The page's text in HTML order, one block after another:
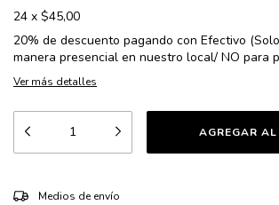
24 x $45,00
20% de descuento pagando con Efectivo
manera presencial en nuestro local/ NO para
Ver más detalles
Entregas para el CP:
Medios de envío